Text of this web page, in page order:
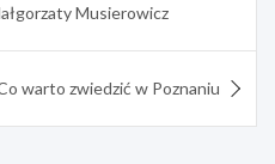
Musierowicz
warto zwiedzić w Poznaniu